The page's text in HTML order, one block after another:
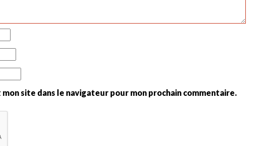
site dans le navigateur pour mon prochain commentaire.